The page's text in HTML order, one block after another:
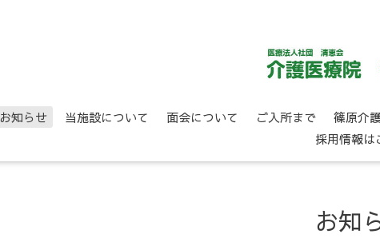
お知らせ 当施設について 面会について ご入所まで 篠原介
採用情報は
お知